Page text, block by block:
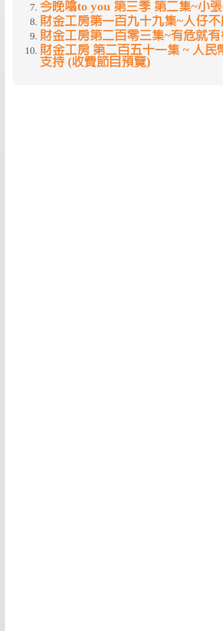
今晚噏to you 第三季 第二集~小
財金工房第一百九十九集~人仔
財金工房第二百零三集~有危就有
財金工房 第二百五十一集 ~ 人民
支持 (收費節目預覽)